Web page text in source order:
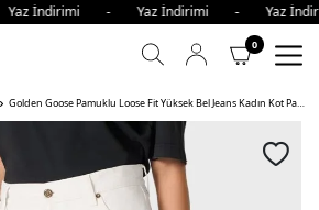
İndirimi - Yaz İndirimi -
0
Golden Goose Pamuklu Loose Fit Yüksek Bel Jeans Kadın Kot Pantolon